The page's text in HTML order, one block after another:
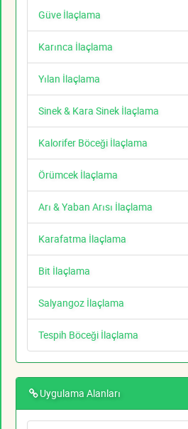
Güve İlaçlama
Karınca İlaçlama
Yılan İlaçlama
Sinek & Kara Sinek İlaçlama
Kalorifer Böceği İlaçlama
Örümcek İlaçlama
Arı & Yaban Arısı İlaçlama
Karafatma İlaçlama
Bit İlaçlama
Salyangoz İlaçlama
Tespih Böceği İlaçlama
Uygulama Alanları